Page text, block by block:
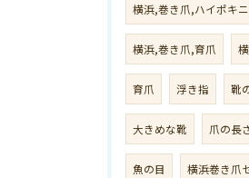
横浜,巻き爪,ハイポキ
横浜,巻き爪,育爪
育爪 浮き指 靴
大きめな靴 爪の長
魚の目 横浜巻き爪